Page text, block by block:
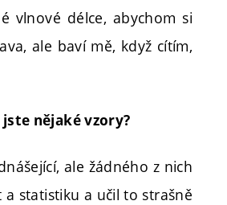
vlnové délce, abychom si
ale baví mě, když cítím,
nějaké vzory?
ale žádného z nich
statistiku a učil to strašně